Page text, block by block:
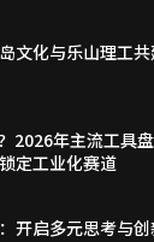
文化与乐山理工共
2026年主流工具
定工业化赛道
开启多元思考与